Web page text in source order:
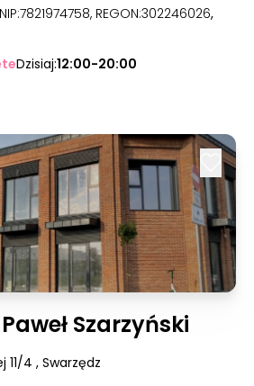
NIP:7821974758, REGON:302246026,
Dzisiaj:12:00-20:00
Szarzyński
11/4 , Swarzędz